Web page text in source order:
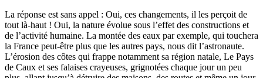
La réponse est sans appel : Oui, ces changements, il les perçoit de
tout là-haut ! Oui, la nature évolue sous l’effet des constructions et
de l’activité humaine. La montée des eaux par exemple, qui touchera
la France peut-être plus que les autres pays, nous dit l’astronaute.
L’érosion des côtes qui frappe notamment sa région natale, Le Pays
de Caux et ses falaises crayeuses, grignotées chaque jour un peu